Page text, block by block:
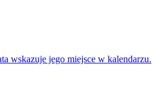
wskazuje jego miejsce w kalendarzu.